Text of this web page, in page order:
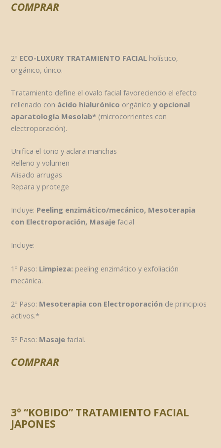
COMPRAR
2º ECO-LUXURY TRATAMIENTO FACIAL holístico,
orgánico, único.
Tratamiento define el ovalo facial favoreciendo el efecto
rellenado con ácido hialurónico orgánico y opcional
aparatología Mesolab* (microcorrientes con
electroporación).
Unifica el tono y aclara manchas
Relleno y volumen
Alisado arrugas
Repara y protege
Incluye: Peeling enzimático/mecánico, Mesoterapia
con Electroporación, Masaje facial
Incluye:
1º Paso: Limpieza: peeling enzimático y exfoliación
mecánica.
2º Paso: Mesoterapia con Electroporación de principios
activos.*
3º Paso: Masaje facial.
COMPRAR
3º “KOBIDO” TRATAMIENTO FACIAL
JAPONES